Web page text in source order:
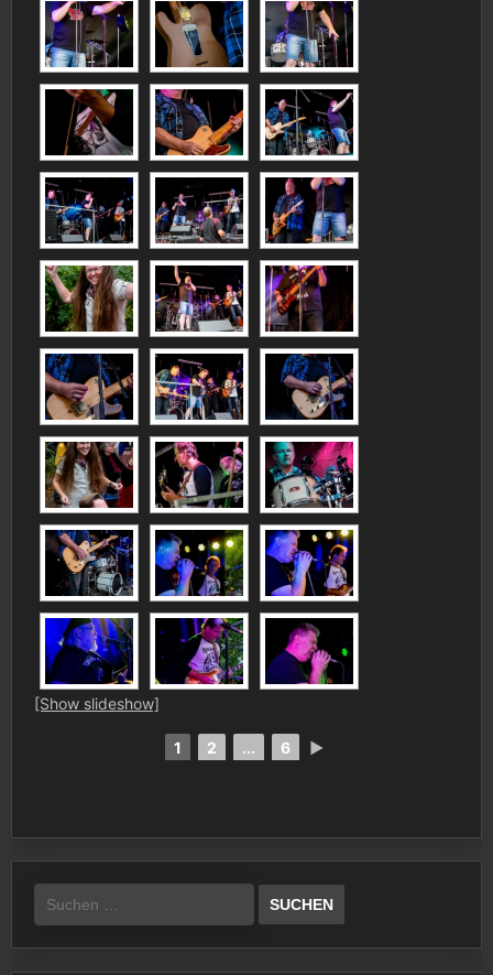
[Show slideshow]
1 2 ... 6 ►
Suchen
nach: